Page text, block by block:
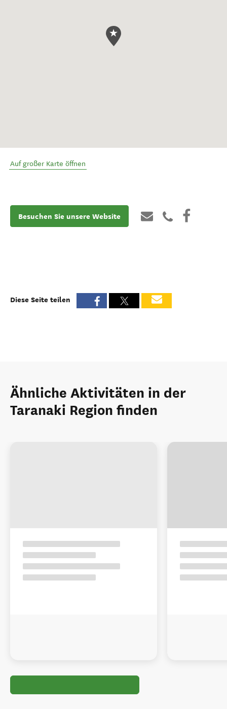
Auf großer Karte öffnen
Besuchen Sie unsere Website
Diese Seite teilen
Ähnliche Aktivitäten in der
Taranaki Region finden